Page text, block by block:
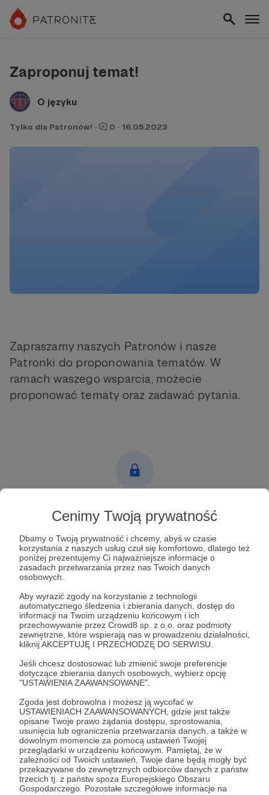
Cenimy Twoją prywatność
Dbamy o Twoją prywatność i chcemy, abyś w czasie
korzystania z naszych usług czuł się komfortowo, dlatego też
poniżej prezentujemy Ci najważniejsze informacje o
zasadach przetwarzania przez nas Twoich danych
osobowych.
Aby wyrazić zgody na korzystanie z technologii
automatycznego śledzenia i zbierania danych, dostęp do
informacji na Twoim urządzeniu końcowym i ich
przechowywanie przez Crowd8 sp. z o.o. oraz podmioty
zewnętrzne, które wspierają nas w prowadzeniu działalności,
kliknij AKCEPTUJĘ I PRZECHODZĘ DO SERWISU.
Jeśli chcesz dostosować lub zmienić swoje preferencje
dotyczące zbierania danych osobowych, wybierz opcję
"USTAWIENIA ZAAWANSOWANE".
Zgoda jest dobrowolna i możesz ją wycofać w
USTAWIENIACH ZAAWANSOWANYCH, gdzie jest także
opisane Twoje prawo żądania dostępu, sprostowania,
usunięcia lub ograniczenia przetwarzania danych, a także w
dowolnym momencie za pomocą ustawień Twojej
przeglądarki w urządzeniu końcowym. Pamiętaj, że w
zależności od Twoich ustawień, Twoje dane będą mogły być
przekazywane do zewnętrznych odbiorców danych z państw
trzecich tj. z państw spoza Europejskiego Obszaru
Gospodarczego. Pozostałe szczegółowe informacje na
Zaproponuj temat!
O języku
Tylko dla Patronów! · 0 · 16.05.2023
Zapraszamy naszych Patronów i nasze
Patronki do proponowania tematów. W
ramach waszego wsparcia, możecie
proponować tematy oraz zadawać pytania.
Post dostępny tylko dla Patronów
Zostań Patronem
Zaloguj się
patronite język
Udostępnij
O języku
Zobacz profil autora